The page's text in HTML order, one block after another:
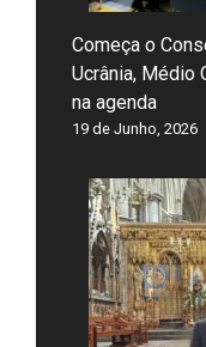
Começa o
Ucrânia, Médio
na agenda
19 de Junho, 2026